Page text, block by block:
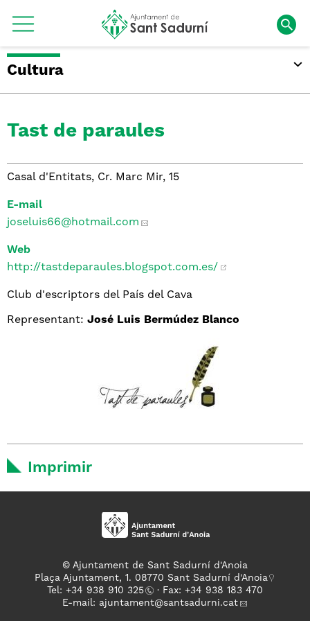
Cultura
Tast de paraules
Casal d'Entitats, Cr. Marc Mir, 15
E-mail
joseluis66@hotmail.com
Web
http://tastdeparaules.blogspot.com.es/
Club d'escriptors del País del Cava
Representant: José Luis Bermúdez Blanco
Imprimir
© Ajuntament de Sant Sadurní d'Anoia
Plaça Ajuntament, 1. 08770 Sant Sadurní d'Anoia
Tel: +34 938 910 325
· Fax: +34 938 183 470
E-mail: ajuntament@santsadurni.cat